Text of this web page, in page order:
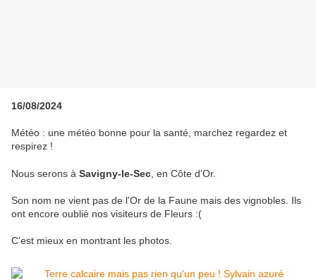
16/08/2024
Météo : une météo bonne pour la santé, marchez regardez et
respirez !
Nous serons à Savigny-le-Sec , en Côte d'Or.
Son nom ne vient pas de l'Or de la Faune mais des vignobles. Ils
ont encore oublié nos visiteurs de Fleurs :(
C'est mieux en montrant les photos.